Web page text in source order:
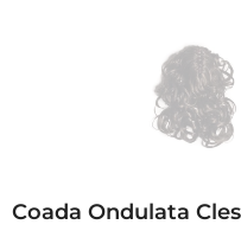
Coada Ondulata